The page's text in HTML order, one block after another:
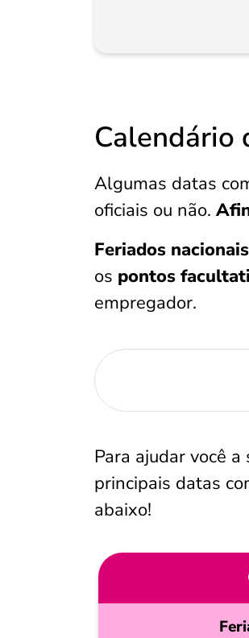
Calendário
Algumas datas
oficiais ou não.
Feriados nacionais
os pontos
empregador.
Para ajudar você
principais datas
abaixo!